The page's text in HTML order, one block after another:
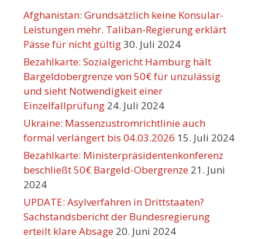
Afghanistan: Grundsätzlich keine Konsular-
Leistungen mehr. Taliban-Regierung erklärt
Pässe für nicht gültig30. Juli 2024
Bezahlkarte: Sozialgericht Hamburg hält
Bargeldobergrenze von 50€ für unzulässig
und sieht Notwendigkeit einer
Einzelfallprüfung 24. Juli 2024
Ukraine: Massenzustromrichtlinie auch
formal verlängert bis 04.03.2026 15. Juli 2024
Bezahlkarte: Ministerpräsidentenkonferenz
beschließt 50€ Bargeld-Obergrenze 21. Juni
2024
UPDATE: Asylverfahren in Drittstaaten?
Sachstandsbericht der Bundesregierung
erteilt klare Absage 20. Juni 2024